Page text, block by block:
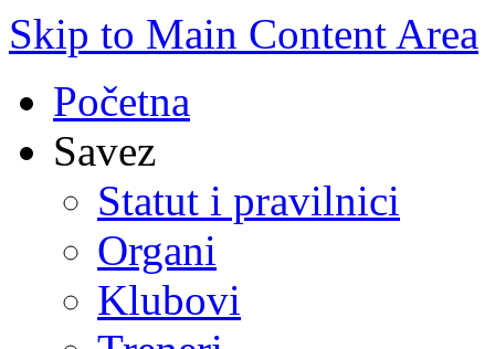
Skip to Main Content Area
Početna
Savez
Statut i pravilnici
Organi
Klubovi